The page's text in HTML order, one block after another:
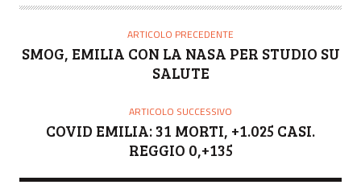
T
R
ARTICOLO PRECEDENTE
SMOG, EMILIA CON LA NASA PER STUDIO SU
SALUTE
ARTICOLO SUCCESSIVO
COVID EMILIA: 31 MORTI, +1.025 CASI.
REGGIO 0,+135